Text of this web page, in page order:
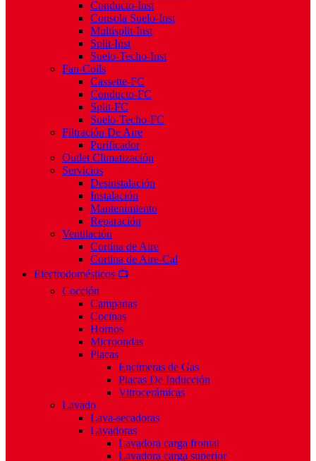
Conducto-Inst
Consola Suelo-Inst
Multisplit-Inst
Split-Inst
Suelo-Techo-Inst
Fan-Coils
Cassette-FC
Conducto-FC
Split-FC
Suelo-Techo-FC
Filtración De Aire
Purificador
Outlet Climatización
Servicios
Desinstalación
Instalación
Mantenimiento
Reparación
Ventilación
Cortina de Aire
Cortina de Aire-Cal
Electrodomésticos 📺
Cocción
Campanas
Cocinas
Hornos
Microondas
Placas
Encimeras de Gas
Placas De Inducción
Vitrocerámicas
Lavado
Lava-secadoras
Lavadoras
Lavadora carga frontal
Lavadora carga superior